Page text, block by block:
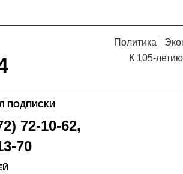
Политика
К 105-
ПОДПИСКИ
72-10-62,
70